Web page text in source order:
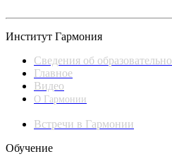
Институт Гармония
Сведения об
Главное
Видео
О Гармонии
Встречи в Гармонии
Обучение